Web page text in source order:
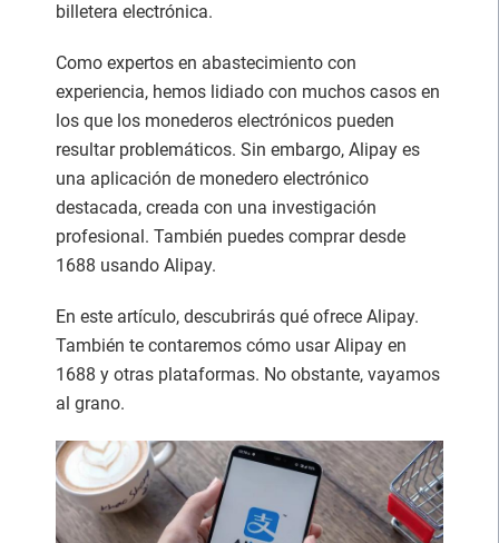
billetera electrónica.
Como expertos en abastecimiento con
experiencia, hemos lidiado con muchos casos en
los que los monederos electrónicos pueden
resultar problemáticos. Sin embargo, Alipay es
una aplicación de monedero electrónico
destacada, creada con una investigación
profesional. También puedes comprar desde
1688 usando Alipay.
En este artículo, descubrirás qué ofrece Alipay.
También te contaremos cómo usar Alipay en
1688 y otras plataformas. No obstante, vayamos
al grano.